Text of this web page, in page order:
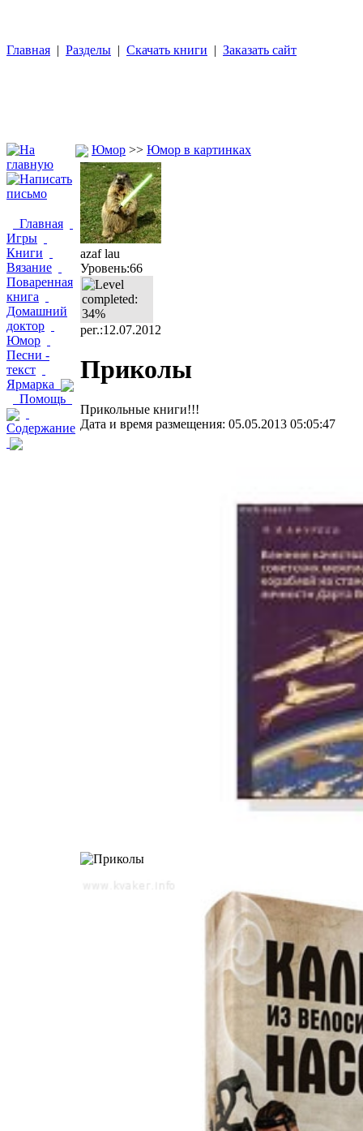
Главная | Разделы | Скачать книги | Заказать сайт
Главная
Игры
Книги
Вязание
Поваренная
книга
Домашний
доктор
Юмор
Песни -
текст
Ярмарка
Помощь
Содержание
Юмор >> Юмор в картинках
azaf lau
Уровень:66
рег.:12.07.2012
Приколы
Прикольные книги!!!
Дата и время размещения: 05.05.2013 05:05:47